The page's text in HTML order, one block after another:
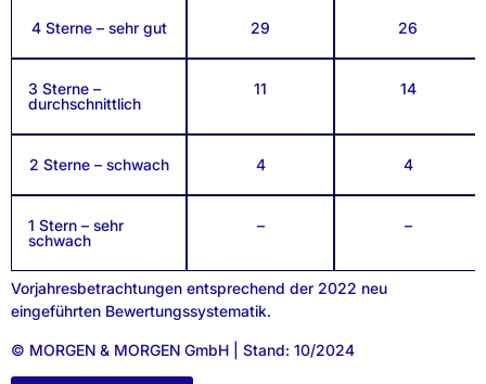
4 Sterne – sehr gut 29 26
3 Sterne –
durchschnittlich
11 14
2 Sterne – schwach 4 4
1 Stern – sehr
schwach
– –
Vorjahresbetrachtungen entsprechend der 2022 neu
eingeführten Bewertungssystematik.
© MORGEN & MORGEN GmbH | Stand: 10/2024